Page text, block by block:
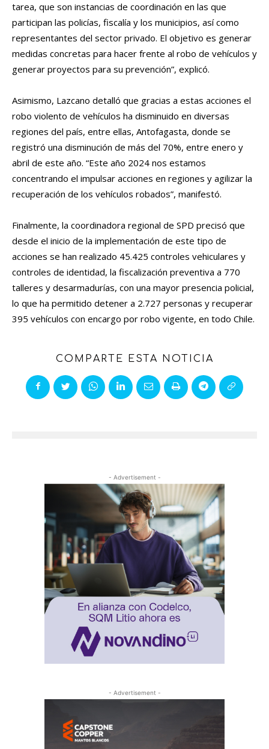
tarea, que son instancias de coordinación en las que
participan las policías, fiscalía y los municipios, así como
representantes del sector privado. El objetivo es generar
medidas concretas para hacer frente al robo de vehículos y
generar proyectos para su prevención”, explicó.
Asimismo, Lazcano detalló que gracias a estas acciones el
robo violento de vehículos ha disminuido en diversas
regiones del país, entre ellas, Antofagasta, donde se
registró una disminución de más del 70%, entre enero y
abril de este año. “Este año 2024 nos estamos
concentrando el impulsar acciones en regiones y agilizar la
recuperación de los vehículos robados”, manifestó.
Finalmente, la coordinadora regional de SPD precisó que
desde el inicio de la implementación de este tipo de
acciones se han realizado 45.425 controles vehiculares y
controles de identidad, la fiscalización preventiva a 770
talleres y desarmadurías, con una mayor presencia policial,
lo que ha permitido detener a 2.727 personas y recuperar
395 vehículos con encargo por robo vigente, en todo Chile.
COMPARTE ESTA NOTICIA
- Advertisement -
- Advertisement -